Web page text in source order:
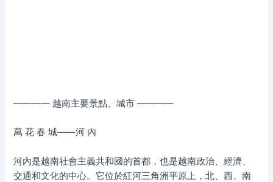
———— 越南主要景點、城市 ————
萬 花 春 城——河 內
河內是越南社會主義共和國的首都，也是越南政治、經濟、
交通和文化的中心。它位於紅河三角洲平原上，北、西、南